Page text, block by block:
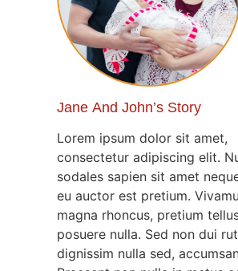
Jane And John’s Story
Lorem ipsum dolor sit amet,
consectetur adipiscing elit.
sodales sapien sit amet
eu auctor est pretium.
magna rhoncus, pretium
posuere nulla. Sed non dui
dignissim nulla sed,